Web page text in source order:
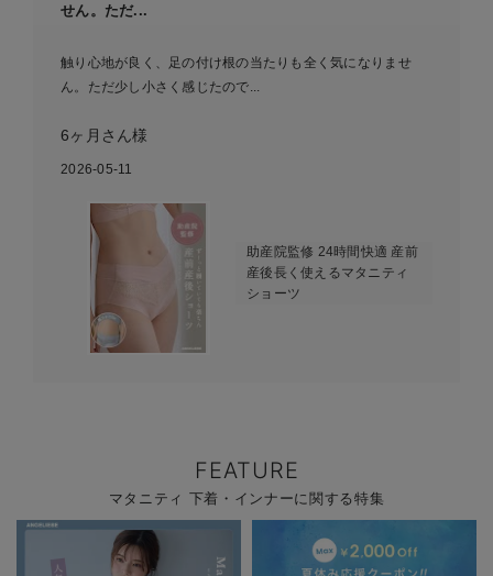
せん。ただ...
触り心地が良く、足の付け根の当たりも全く気になりませ
ん。ただ少し小さく感じたので...
6ヶ月さん様
2026-05-11
助産院監修 24時間快適 産前
産後長く使えるマタニティ
ショーツ
FEATURE
マタニティ 下着・インナーに関する特集